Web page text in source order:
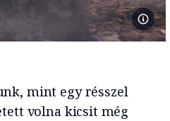
mint egy résszel
volna kicsit még